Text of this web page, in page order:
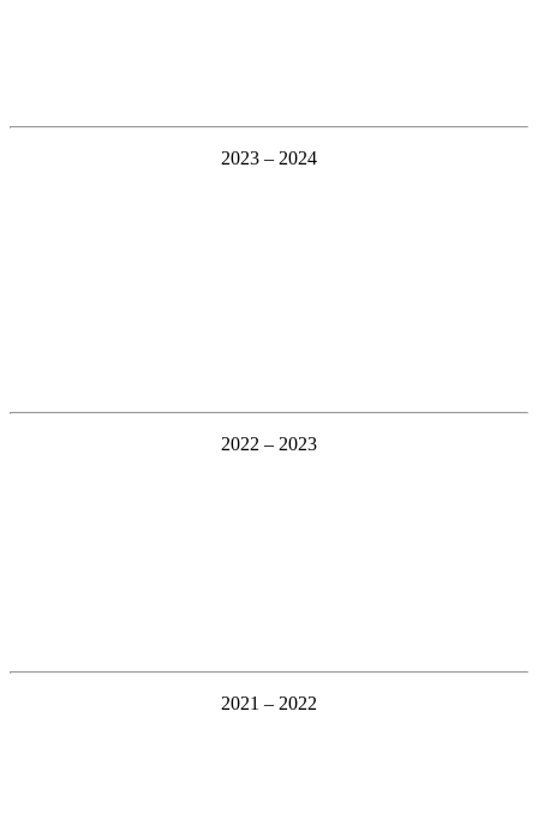
2023 – 2024
2022 – 2023
2021 – 2022